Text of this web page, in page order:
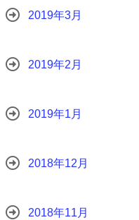
2019年3月
2019年2月
2019年1月
2018年12月
2018年11月